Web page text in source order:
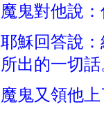
魔鬼對他說
耶穌回答說
所出的一切
魔鬼又領他